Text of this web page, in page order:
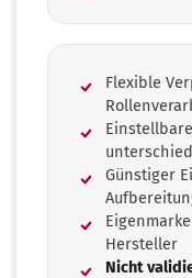
Flexible
Günstiger
Hersteller
Nicht